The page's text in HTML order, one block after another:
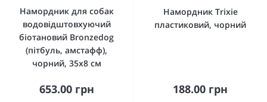
Намордник для собак
водовідштовхуючий
біотановий Bronzedog
(пітбуль, амстафф),
чорний, 35х8 см
653.00 грн
Намордник Trixie
пластиковий, чорний
188.00 грн